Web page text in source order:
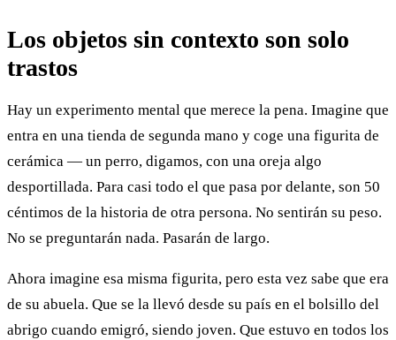
Los objetos sin contexto son solo
trastos
Hay un experimento mental que merece la pena. Imagine que
entra en una tienda de segunda mano y coge una figurita de
cerámica — un perro, digamos, con una oreja algo
desportillada. Para casi todo el que pasa por delante, son 50
céntimos de la historia de otra persona. No sentirán su peso.
No se preguntarán nada. Pasarán de largo.
Ahora imagine esa misma figurita, pero esta vez sabe que era
de su abuela. Que se la llevó desde su país en el bolsillo del
abrigo cuando emigró, siendo joven. Que estuvo en todos los